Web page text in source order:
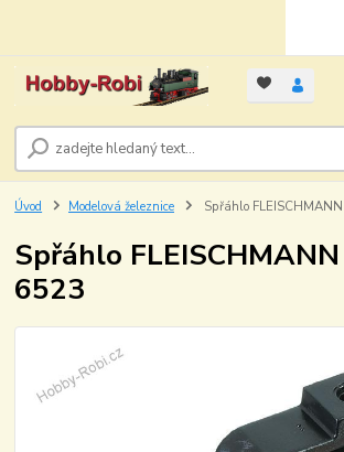
Úvod Modelová železnice Spřáhlo
Spřáhlo
6523